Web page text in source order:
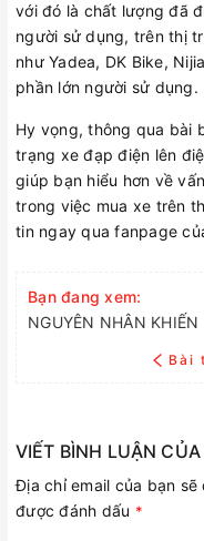
với đó là chất lượng đã
người sử dụng, trên thị
như Yadea, DK Bike,
phần lớn người sử dụng.
Hy vọng, thông qua bài
trạng xe đạp điện lên
giúp bạn hiểu hơn về
trong việc mua xe trên
tin ngay qua fanpage
Bạn đang xem:
Bài
VIẾT BÌNH LUẬN CỦA
Địa chỉ email của bạn
được đánh dấu *